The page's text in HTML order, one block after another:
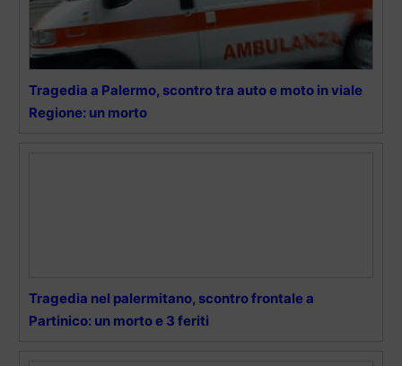
Tragedia a Palermo, scontro tra auto e moto in viale
Regione: un morto
Tragedia nel palermitano, scontro frontale a
Partinico: un morto e 3 feriti